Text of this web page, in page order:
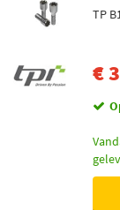
Op voorraad
TP
€